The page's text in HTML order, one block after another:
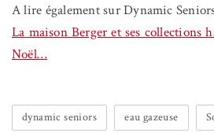
A lire également sur Dynamic
La maison Berger et ses collections
Noël…
dynamic seniors eau gazeuse